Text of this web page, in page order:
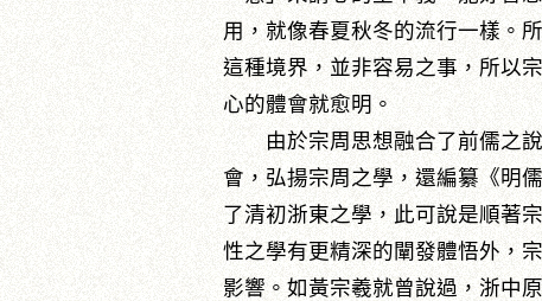
用，就像春夏秋冬的流行一樣。
這種境界，並非容易之事，所以
心的體會就愈明。
由於宗周思想融合了前儒之說
會，弘揚宗周之學，還編纂《明
了清初浙東之學，此可說是順著
性之學有更精深的闡發體悟外，
影響。如黃宗羲就曾說過，浙中